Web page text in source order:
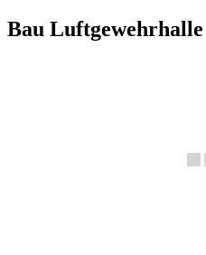
Bau Luftgewehrhalle